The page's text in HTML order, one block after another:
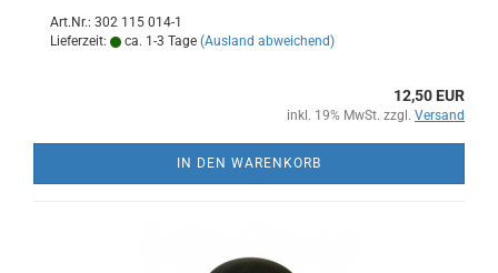
Art.Nr.: 302 115 014-1
Lieferzeit:
ca. 1-3 Tage (Ausland abweichend)
12,50 EUR
inkl. 19% MwSt. zzgl. Versand
IN DEN WARENKORB